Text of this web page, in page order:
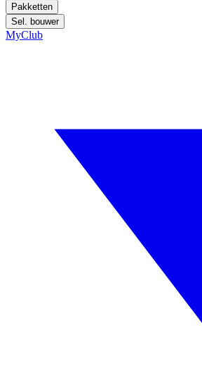
Pakketten
Sel. bouwer
MyClub